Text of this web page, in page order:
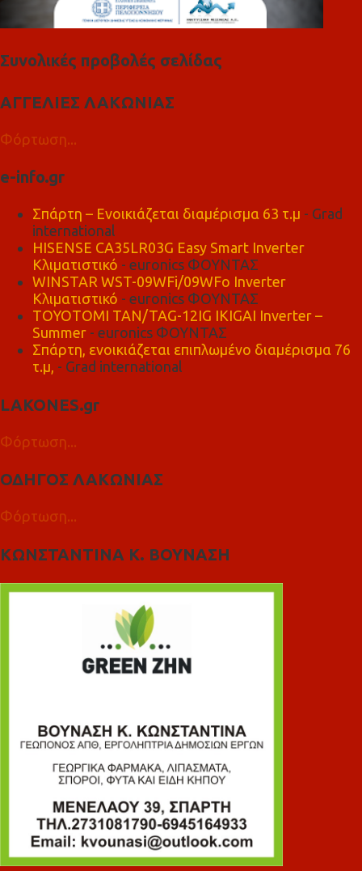
Συνολικές προβολές σελίδας
ΑΓΓΕΛΙΕΣ ΛΑΚΩΝΙΑΣ
Φόρτωση...
e-info.gr
Σπάρτη – Ενοικιάζεται διαμέρισμα 63 τ.μ - Grad
international
HISENSE CA35LR03G Easy Smart Inverter
Κλιματιστικό - euronics ΦΟΥΝΤΑΣ
WINSTAR WST-09WFi/09WFo Inverter
Κλιματιστικό - euronics ΦΟΥΝΤΑΣ
TOYOTOMI TAN/TAG-12IG IKIGAI Inverter –
Summer - euronics ΦΟΥΝΤΑΣ
Σπάρτη, ενοικιάζεται επιπλωμένο διαμέρισμα 76
τ.μ, - Grad international
LAKONES.gr
Φόρτωση...
ΟΔΗΓΟΣ ΛΑΚΩΝΙΑΣ
Φόρτωση...
ΚΩΝΣΤΑΝΤΙΝΑ Κ. ΒΟΥΝΑΣΗ